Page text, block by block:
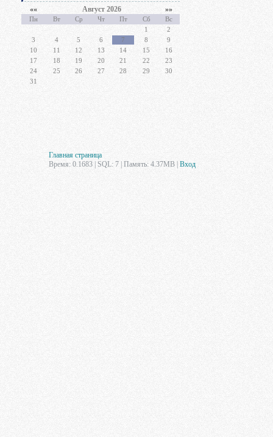
«« Август 2026 »»
Пн Вт Ср Чт Пт Сб
Вс
1
2
3
4 5 6 7 8
9
10
11 12 13 14 15
16
17
18 19 20 21 22
23
24
25 26 27 28 29
30
31
Главная страница
Время: 0.1683 | SQL: 7 | Память: 4.37MB Вход